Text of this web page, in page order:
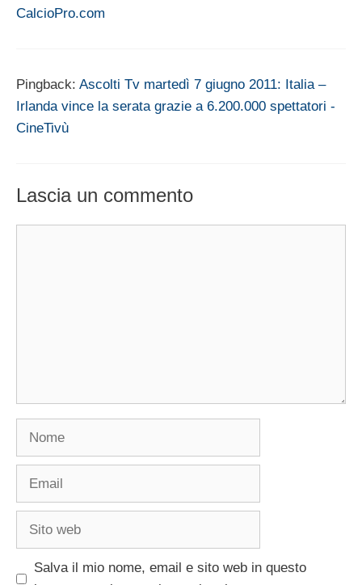
CalcioPro.com
Pingback: Ascolti Tv martedì 7 giugno 2011: Italia –
Irlanda vince la serata grazie a 6.200.000 spettatori -
CineTivù
Lascia un commento
Nome
Email
Sito
Salva il mio nome, email e sito web in questo